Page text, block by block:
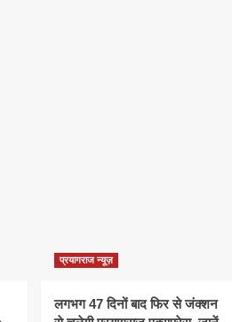
प्रयागराज न्यूज़
लगभग 47 दिनों बाद फिर से जंक्शन